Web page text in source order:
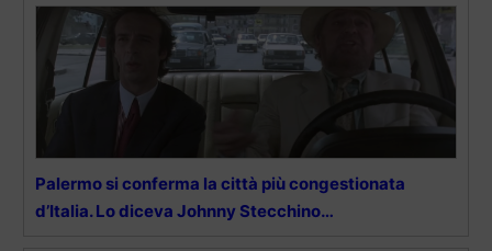
Palermo si conferma la città più congestionata
d’Italia. Lo diceva Johnny Stecchino…